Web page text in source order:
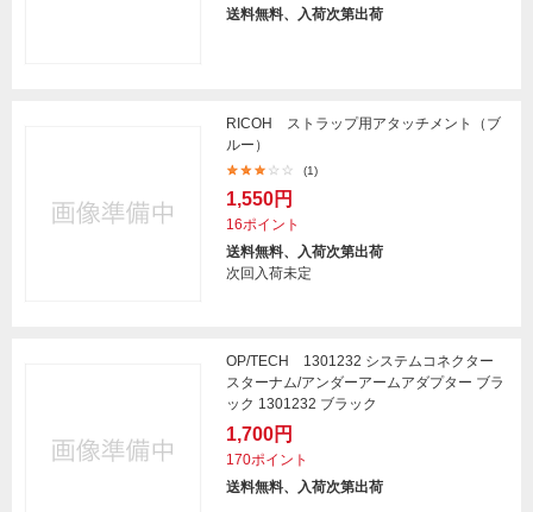
送料無料、入荷次第出荷
RICOH ストラップ用アタッチメント（ブ
ルー）
(1)
1,550円
16ポイント
送料無料、入荷次第出荷
次回入荷未定
OP/TECH 1301232 システムコネクター
スターナム/アンダーアームアダプター ブラ
ック 1301232 ブラック
1,700円
170ポイント
送料無料、入荷次第出荷